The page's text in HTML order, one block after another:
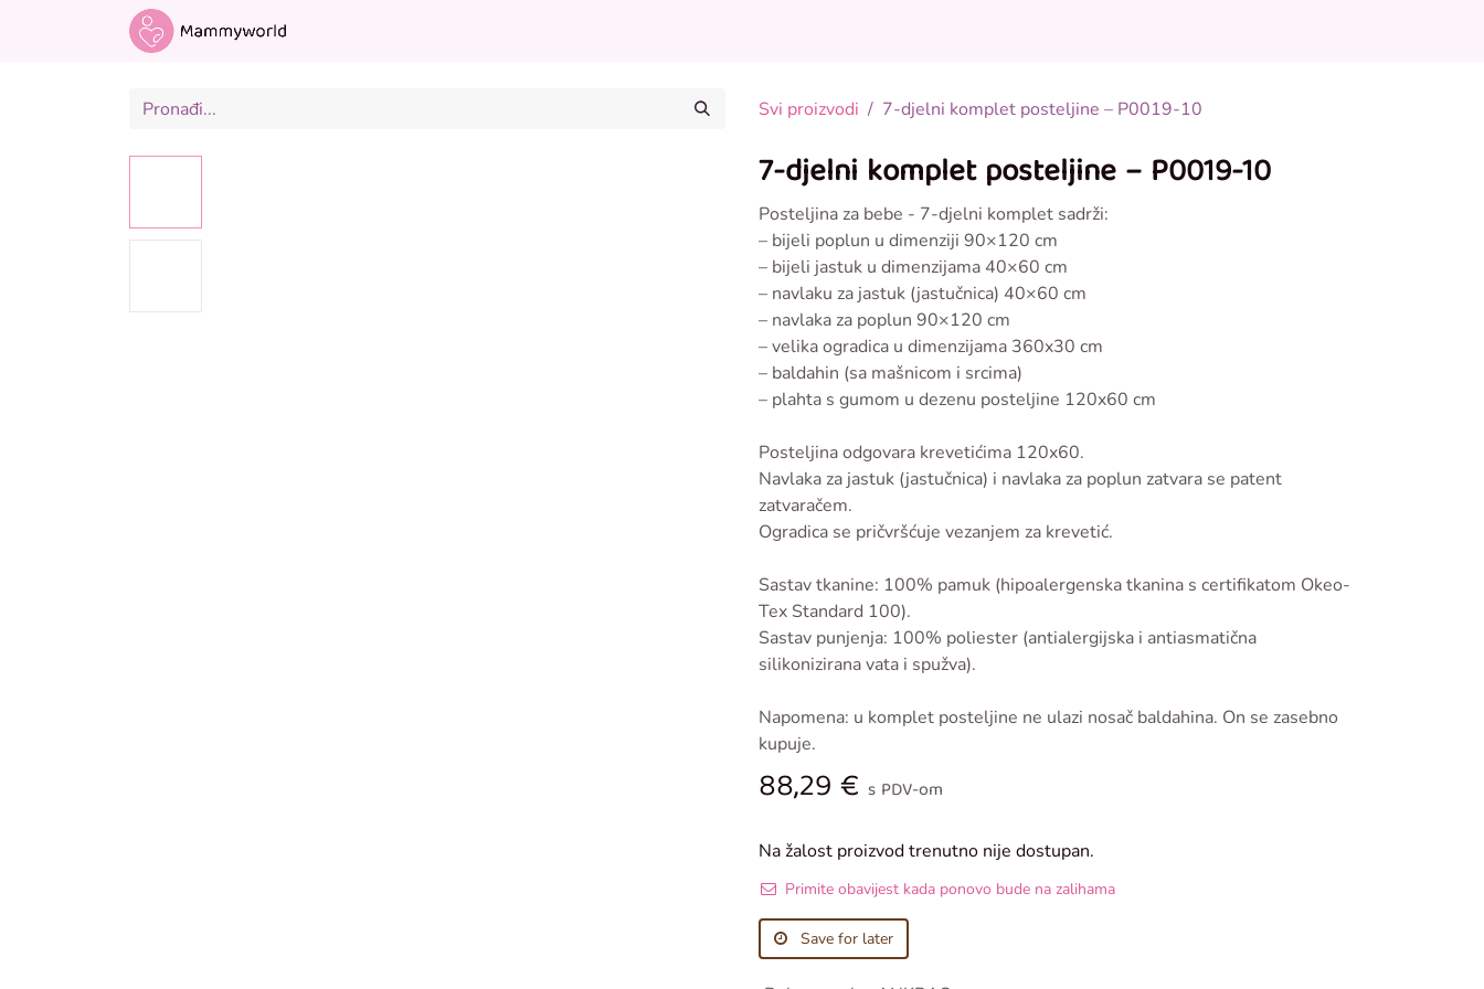
Svi proizvodi 7-djelni komplet posteljine – P0019-10
7-djelni komplet posteljine – P0019-10
Posteljina za bebe - 7-djelni komplet sadrži:
– bijeli poplun u dimenziji 90×120 cm
– bijeli jastuk u dimenzijama 40×60 cm
– navlaku za jastuk (jastučnica) 40×60 cm
– navlaka za poplun 90×120 cm
– velika ogradica u dimenzijama 360x30 cm
– baldahin (sa mašnicom i srcima)
– plahta s gumom u dezenu posteljine 120x60 cm
Posteljina odgovara krevetićima 120x60.
Navlaka za jastuk (jastučnica) i navlaka za poplun zatvara se patent
zatvaračem.
Ogradica se pričvršćuje vezanjem za krevetić.
Sastav tkanine: 100% pamuk (hipoalergenska tkanina s certifikatom Okeo-
Tex Standard 100).
Sastav punjenja: 100% poliester (antialergijska i antiasmatična
silikonizirana vata i spužva).
Napomena: u komplet posteljine ne ulazi nosač baldahina. On se zasebno
kupuje.
88,29€ s PDV-om
Na žalost proizvod trenutno nije dostupan.
Primite obavijest kada ponovo bude na zalihama
Save for later